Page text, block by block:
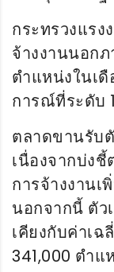
กระทรวงแรง
จ้างงานนอก
ตำแหน่งในเ
การณ์ที่ระดับ
ตลาดขานรับ
เนื่องจากบ่ง
การจ้างงาน
นอกจากนี้ ตัว
เคียงกับค่าเฉ
341,000 ตำแ